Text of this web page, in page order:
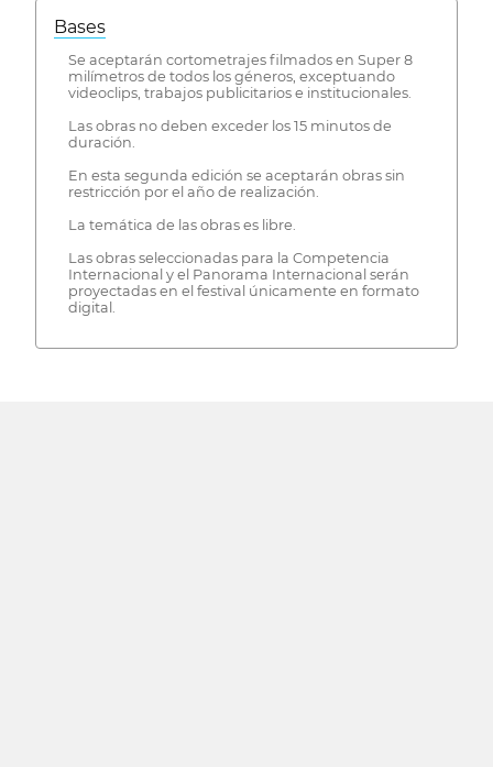
Bases
Se aceptarán cortometrajes filmados en Super 8
milímetros de todos los géneros, exceptuando
videoclips, trabajos publicitarios e institucionales.
Las obras no deben exceder los 15 minutos de
duración.
En esta segunda edición se aceptarán obras sin
restricción por el año de realización.
La temática de las obras es libre.
Las obras seleccionadas para la Competencia
Internacional y el Panorama Internacional serán
proyectadas en el festival únicamente en formato
digital.